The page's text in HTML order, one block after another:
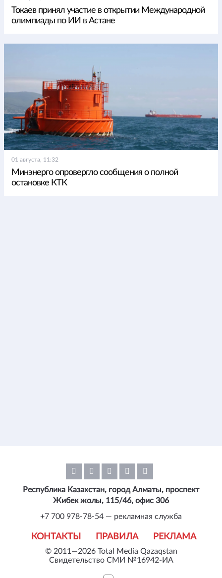
Токаев принял участие в открытии Международной
олимпиады по ИИ в Астане
01 августа, 11:32
Минэнерго опровергло сообщения о полной
остановке КТК
© 2011—2026 Total Media Qazaqstan
Свидетельство СМИ №16942-ИА
КОНТАКТЫ ПРАВИЛА РЕКЛАМА
Республика Казахстан, город Алматы, проспект
Жибек жолы, 115/46, офис 306
+7 700 978-78-54 — рекламная служба